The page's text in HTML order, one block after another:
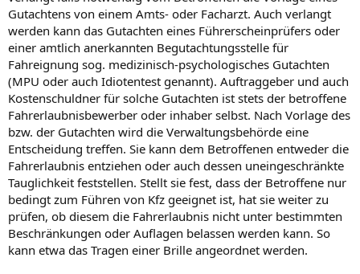
Gutachtens von einem Amts- oder Facharzt. Auch verlangt
werden kann das Gutachten eines Führerscheinprüfers oder
einer amtlich anerkannten Begutachtungsstelle für
Fahreignung sog. medizinisch-psychologisches Gutachten
(MPU oder auch Idiotentest genannt). Auftraggeber und auch
Kostenschuldner für solche Gutachten ist stets der betroffene
Fahrerlaubnisbewerber oder inhaber selbst. Nach Vorlage des
bzw. der Gutachten wird die Verwaltungsbehörde eine
Entscheidung treffen. Sie kann dem Betroffenen entweder die
Fahrerlaubnis entziehen oder auch dessen uneingeschränkte
Tauglichkeit feststellen. Stellt sie fest, dass der Betroffene nur
bedingt zum Führen von Kfz geeignet ist, hat sie weiter zu
prüfen, ob diesem die Fahrerlaubnis nicht unter bestimmten
Beschränkungen oder Auflagen belassen werden kann. So
kann etwa das Tragen einer Brille angeordnet werden.